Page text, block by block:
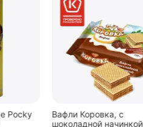
Вафли Коровка, c
шоколадной начинкой, 150 г